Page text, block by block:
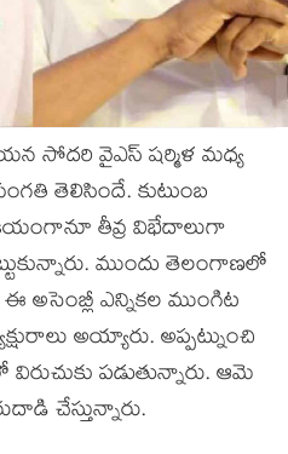
సోదరి వైఎస్ షర్మిళ మధ్య
తెలిసిందే. కుటుంబ
తీవ్ర విభేదాలుగా
ముందు తెలంగాణలో
ఎన్నికల ముంగిట
అయ్యారు. అప్పట్నుంచి
పడుతున్నారు. ఆమె
చేస్తున్నారు.